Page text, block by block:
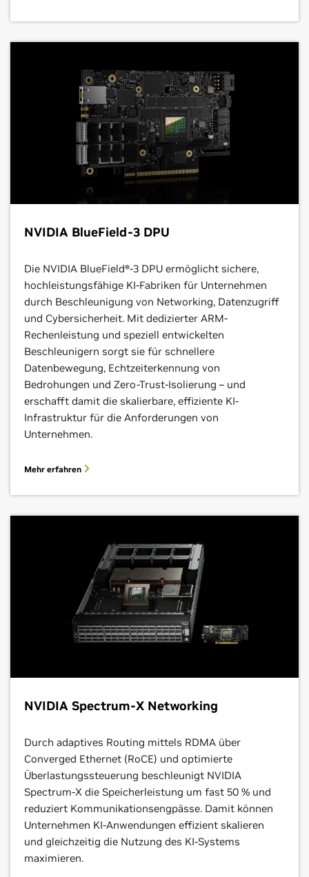
NVIDIA BlueField-3 DPU
Die NVIDIA BlueField®-3 DPU ermöglicht sichere,
hochleistungsfähige KI-Fabriken für Unternehmen
durch Beschleunigung von Networking, Datenzugriff
und Cybersicherheit. Mit dedizierter ARM-
Rechenleistung und speziell entwickelten
Beschleunigern sorgt sie für schnellere
Datenbewegung, Echtzeiterkennung von
Bedrohungen und Zero-Trust-Isolierung – und
erschafft damit die skalierbare, effiziente KI-
Infrastruktur für die Anforderungen von
Unternehmen.
Mehr erfahren
NVIDIA Spectrum-X Networking
Durch adaptives Routing mittels RDMA über
Converged Ethernet (RoCE) und optimierte
Überlastungssteuerung beschleunigt NVIDIA
Spectrum-X die Speicherleistung um fast 50 % und
reduziert Kommunikationsengpässe. Damit können
Unternehmen KI-Anwendungen effizient skalieren
und gleichzeitig die Nutzung des KI-Systems
maximieren.